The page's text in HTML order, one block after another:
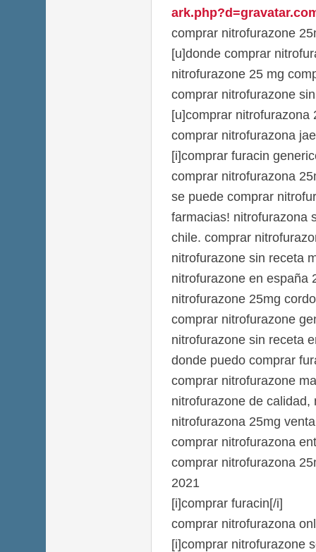
comprar nitrofurazone
[u]donde comprar
nitrofurazone 25 mg
comprar nitrofurazone
[u]comprar nitrofurazona
comprar nitrofurazona
[i]comprar furacin
comprar nitrofurazona
se puede comprar
farmacias! nitrofurazona
chile. comprar
nitrofurazone sin receta
nitrofurazone en españa
nitrofurazone 25mg
comprar nitrofurazone
nitrofurazone sin receta
donde puedo comprar
comprar nitrofurazone
nitrofurazone de
nitrofurazona 25mg
comprar nitrofurazona
comprar nitrofurazona
2021
[i]comprar furacin[/i]
comprar nitrofurazona
[i]comprar nitrofurazone